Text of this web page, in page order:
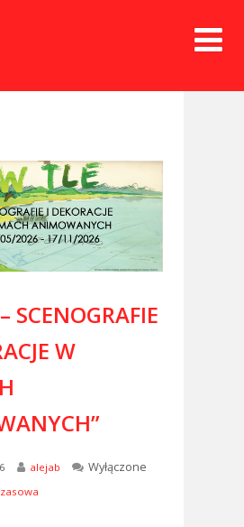
SCENOGRAFIE
W
alejab Wyłączone